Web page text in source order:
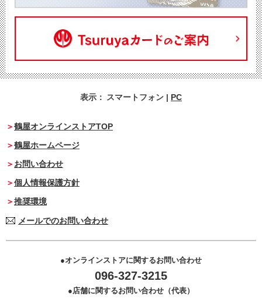
表示： スマートフォン | PC
鶴屋オンラインストアTOP
鶴屋ホームページ
お問い合わせ
個人情報保護方針
推奨環境
メールでのお問い合わせ
オンラインストアに関するお問い合わせ
096-327-3215
店舗に関するお問い合わせ（代表）